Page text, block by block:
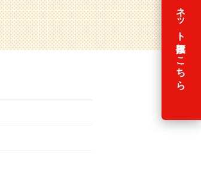
ネット投票はこちら